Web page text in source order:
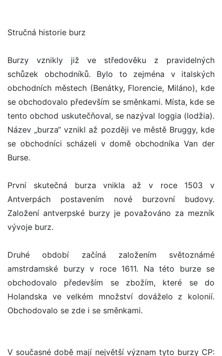
Stručná historie burz
Burzy vznikly již ve středověku z pravidelných
schůzek obchodníků. Bylo to zejména v italských
obchodních městech (Benátky, Florencie, Miláno), kde
se obchodovalo především se směnkami. Místa, kde se
tento obchod uskutečňoval, se nazýval loggia (lodžia).
Název „burza“ vznikl až později ve městě Bruggy, kde
se obchodníci scházeli v domě obchodníka Van der
Burse.
První skutečná burza vnikla až v roce 1503 v
Antverpách postavením nové burzovní budovy.
Založení antverpské burzy je považováno za mezník
vývoje burz.
Druhé období začíná založením světoznámé
amstrdamské burzy v roce 1611. Na této burze se
obchodovalo především se zbožím, které se do
Holandska ve velkém množství dováželo z kolonií.
Obchodovalo se zde i se směnkami.
V současné době mají největší význam tyto burzy CP: